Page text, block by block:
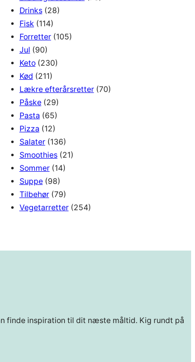
Drinks(28)
Fisk (114)
Forretter(105)
Jul (90)
Keto(230)
Kød (211)
Lækre efterårsretter(70)
Påske(29)
Pasta (65)
Pizza (12)
Salater(136)
Smoothies(21)
Sommer(14)
Suppe(98)
Tilbehør(79)
Vegetarretter(254)
finde inspiration til dit næste måltid. Kig rundt på